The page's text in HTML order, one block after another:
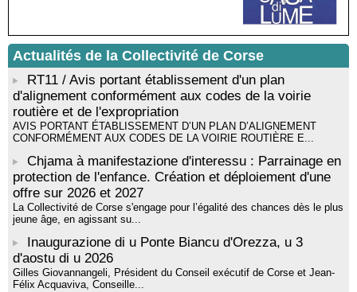
Mise en musique d’un livre jeunesse par Annik Meschinet,
musicienne pédagogue : Ateliers d’expression sonore, vocale,
Tallà
! Événement reporté ! Cycle de conférences peinture animé
par Alexandre Dominati - Mediateca territuriale di Santa Lucia di
Tallà
Actualités de la Collectivité de Corse
RT11 / Avis portant établissement d'un plan
d'alignement conformément aux codes de la voirie
routière et de l'expropriation
AVIS PORTANT ÉTABLISSEMENT D’UN PLAN D’ALIGNEMENT
CONFORMÉMENT AUX CODES DE LA VOIRIE ROUTIÈRE E...
Chjama à manifestazione d'interessu : Parrainage en
protection de l'enfance. Création et déploiement d'une
offre sur 2026 et 2027
La Collectivité de Corse s'engage pour l’égalité des chances dès le plus
jeune âge, en agissant su...
Inaugurazione di u Ponte Biancu d'Orezza, u 3
d'aostu di u 2026
Gilles Giovannangeli, Président du Conseil exécutif de Corse et Jean-
Félix Acquaviva, Conseille...